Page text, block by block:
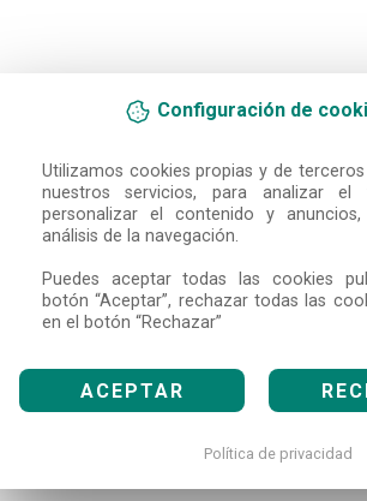
Configuración de
Utilizamos cookies propias y de
nuestros servicios, para analizar el
personalizar el contenido y anuncios,
análisis de la navegación.
Puedes aceptar todas las cookies
botón “Aceptar”, rechazar todas las
en el botón “Rechazar”
ACEPTAR
Política de privacidad